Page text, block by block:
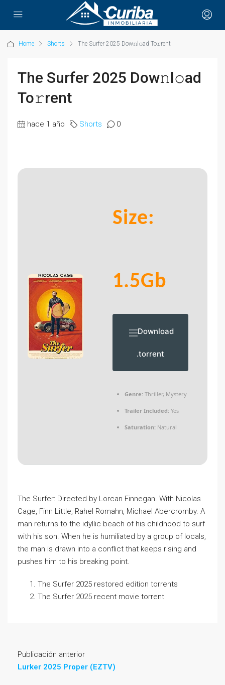
Home Shorts The Surfer 2025 Dow𝚗l𝚘ad To𝚛rent
The Surfer 2025 Dow𝚗l𝚘ad
To𝚛rent
hace 1 año Shorts 0
Size:
1.5Gb
Download
.torrent
Genre: Thriller, Mystery
Trailer Included: Yes
Saturation: Natural
The Surfer: Directed by Lorcan Finnegan. With Nicolas
Cage, Finn Little, Rahel Romahn, Michael Abercromby. A
man returns to the idyllic beach of his childhood to surf
with his son. When he is humiliated by a group of locals,
the man is drawn into a conflict that keeps rising and
pushes him to his breaking point.
The Surfer 2025 restored edition torrents
The Surfer 2025 recent movie torrent
Publicación anterior
Lurker 2025 Proper (EZTV)